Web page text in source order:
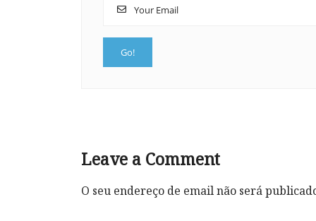
Leave a Comment
O seu endereço de email não será